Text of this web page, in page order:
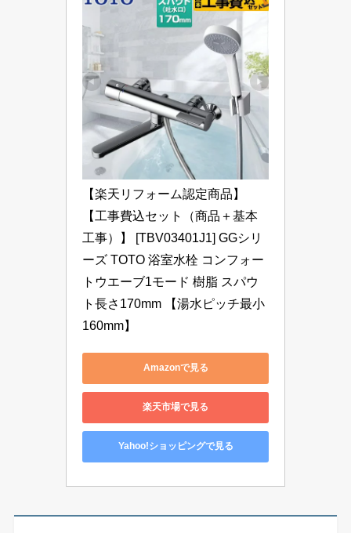
【楽天リフォーム認定商品】
【工事費込セット（商品＋基本
工事）】 [TBV03401J1] GGシリ
ーズ TOTO 浴室水栓 コンフォー
トウエーブ1モード 樹脂 スパウ
ト長さ170mm 【湯水ピッチ最小
160mm】
Amazonで見る
楽天市場で見る
Yahoo!ショッピングで見る